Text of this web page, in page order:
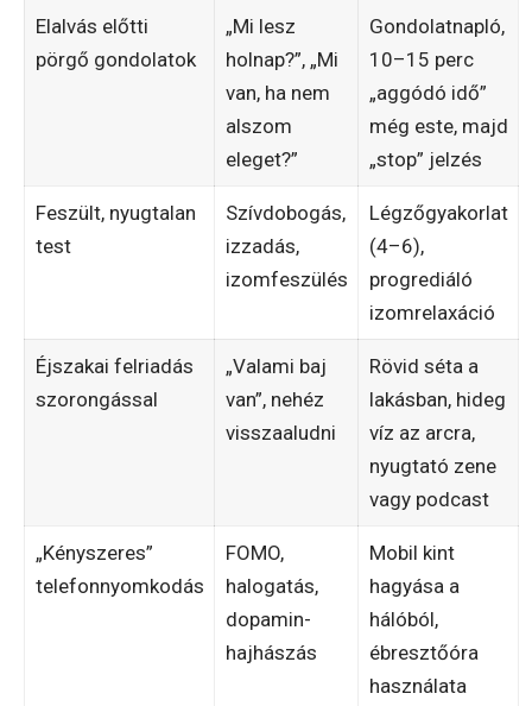
Elalvás előtti
pörgő gondolatok
„Mi lesz
holnap?”, „Mi
van, ha nem
alszom
eleget?”
Gondolatnapló,
10–15 perc
„aggódó idő”
még este, majd
„stop” jelzés
Feszült, nyugtalan
test
Szívdobogás,
izzadás,
izomfeszülés
Légzőgyakorlat
(4–6),
progrediáló
izomrelaxáció
Éjszakai felriadás
szorongással
„Valami baj
van”, nehéz
visszaaludni
Rövid séta a
lakásban, hideg
víz az arcra,
nyugtató zene
vagy podcast
„Kényszeres”
telefonnyomkodás
FOMO,
halogatás,
dopamin-
hajhászás
Mobil kint
hagyása a
hálóból,
ébresztőóra
használata